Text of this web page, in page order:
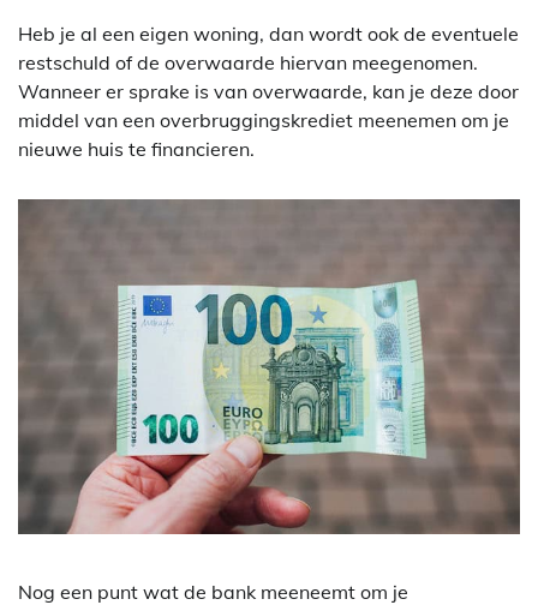
Heb je al een eigen woning, dan wordt ook de eventuele
restschuld of de overwaarde hiervan meegenomen.
Wanneer er sprake is van overwaarde, kan je deze door
middel van een overbruggingskrediet meenemen om je
nieuwe huis te financieren.
Nog een punt wat de bank meeneemt om je